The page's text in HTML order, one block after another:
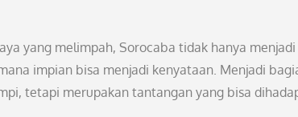
yang melimpah, Sorocaba tidak hanya menjadi
impian bisa menjadi kenyataan. Menjadi
tetapi merupakan tantangan yang bisa